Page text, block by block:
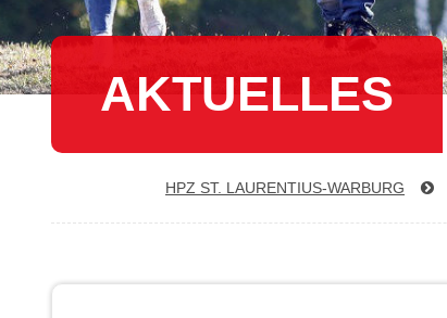
AKTUELLES
HPZ ST. LAU­REN­TI­US-WAR­BURG